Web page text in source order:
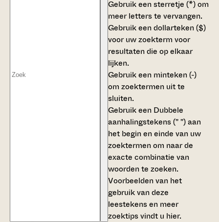
Gebruik eensterretje (*)om
meer letters te vervangen.
Gebruik eendollarteken ($)
voor uw zoekterm voor
resultaten die op elkaar
lijken.
Gebruik een minteken (-)
om zoektermen uit te
sluiten.
Gebruik een Dubbele
aanhalingstekens (" ")aan
het begin en einde van uw
zoektermen om naar de
exacte combinatie van
woorden te zoeken.
Voorbeelden van het
gebruik van deze
leestekens en meer
zoektips vindt u hier.